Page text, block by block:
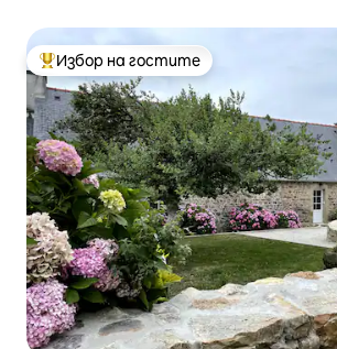
Най-популярен избор на гостите
Избор на гостите